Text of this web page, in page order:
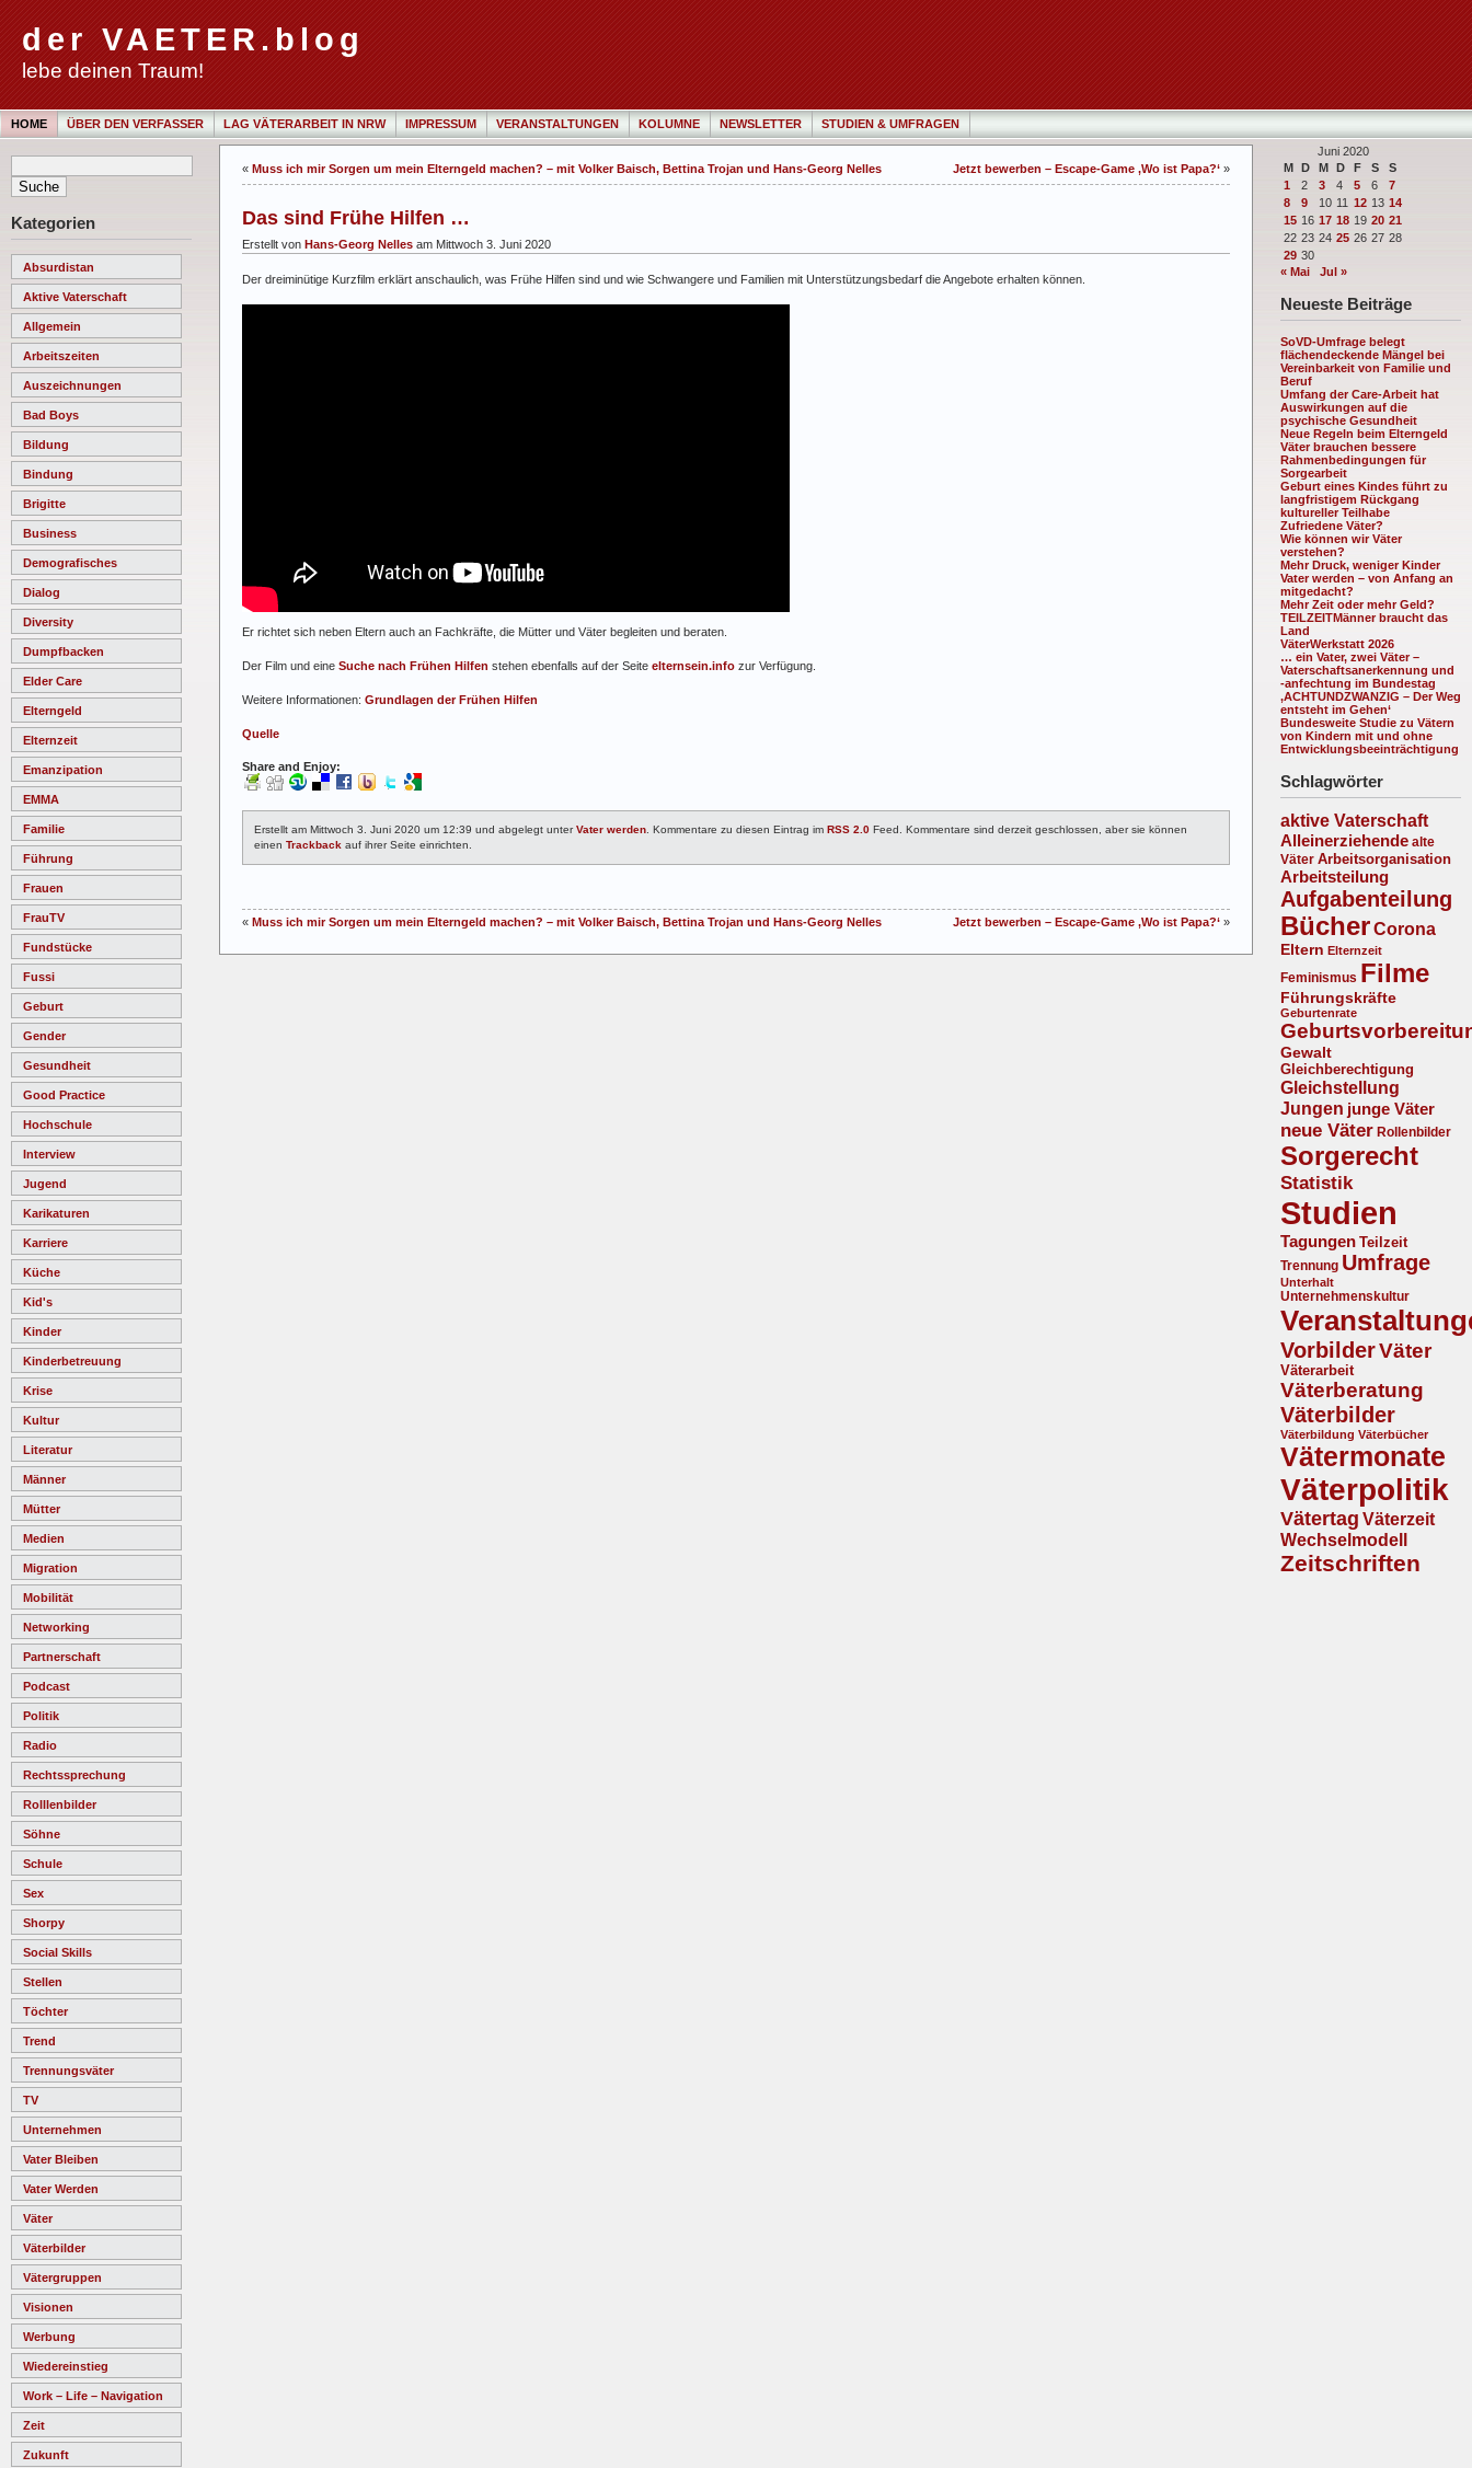
der VAETER.blog
lebe deinen Traum!
HOME ÜBER DEN VERFASSER LAG VÄTERARBEIT IN NRW IMPRESSUM VERANSTALTUNGEN KOLUMNE NEWSLETTER STUDIEN & UMFRAGEN
Kategorien
Absurdistan
Aktive Vaterschaft
Allgemein
Arbeitszeiten
Auszeichnungen
Bad Boys
Bildung
Bindung
Brigitte
Business
Demografisches
Dialog
Diversity
Dumpfbacken
Elder Care
Elterngeld
Elternzeit
Emanzipation
EMMA
Familie
Führung
Frauen
FrauTV
Fundstücke
Fussi
Geburt
Gender
Gesundheit
Good Practice
Hochschule
Interview
Jugend
Karikaturen
Karriere
Küche
Kid's
Kinder
Kinderbetreuung
Krise
Kultur
Literatur
Männer
Mütter
Medien
Migration
Mobilität
Networking
Partnerschaft
Podcast
Politik
Radio
Rechtssprechung
Rolllenbilder
Söhne
Schule
Sex
Shorpy
Social Skills
Stellen
Töchter
Trend
Trennungsväter
TV
Unternehmen
Vater Bleiben
Vater Werden
Väter
Väterbilder
Vätergruppen
Visionen
Werbung
Wiedereinstieg
Work – Life – Navigation
Zeit
Zukunft
Juni 2020
M D M D F S
S
1
2 3 4 5 6
7
8
9 10 11 12 13 14
15 16 17 18 19 20 21
22 23 24 25 26 27 28
29 30
« Mai
Jul »
Neueste Beiträge
SoVD-Umfrage belegt
flächendeckende Mängel bei
Vereinbarkeit von Familie und
Beruf
Umfang der Care-Arbeit hat
Auswirkungen auf die
psychische Gesundheit
Neue Regeln beim Elterngeld
Väter brauchen bessere
Rahmenbedingungen für
Sorgearbeit
Geburt eines Kindes führt zu
langfristigem Rückgang
kultureller Teilhabe
Zufriedene Väter?
Wie können wir Väter
verstehen?
Mehr Druck, weniger Kinder
Vater werden – von Anfang an
mitgedacht?
Mehr Zeit oder mehr Geld?
TEILZEITMänner braucht das
Land
VäterWerkstatt 2026
… ein Vater, zwei Väter –
Vaterschaftsanerkennung und
-anfechtung im Bundestag
‚ACHTUNDZWANZIG – Der Weg
entsteht im Gehen‘
Bundesweite Studie zu Vätern
von Kindern mit und ohne
Entwicklungsbeeinträchtigung
Schlagwörter
aktive Vaterschaft
Alleinerziehende alte
Väter Arbeitsorganisation
Arbeitsteilung
Aufgabenteilung
BücherCorona
Eltern Elternzeit
Feminismus Filme
Führungskräfte
Geburtenrate
Gewalt
Gleichberechtigung
Gleichstellung
Jungen junge Väter
neue Väter Rollenbilder
Sorgerecht
Statistik
Studien
Tagungen Teilzeit
Trennung Umfrage
Unterhalt
Unternehmenskultur
VorbilderVäter
Väterarbeit
Väterberatung
Väterbilder
Väterbildung Väterbücher
Vätermonate
Väterpolitik
Vätertag Väterzeit
Wechselmodell
Zeitschriften
« Muss ich mir Sorgen um mein Elterngeld machen? – mit Volker Baisch, Bettina Trojan und Hans-Georg Nelles Jetzt bewerben – Escape-Game ‚Wo ist Papa?‘ »
Das sind Frühe Hilfen …
Erstellt von Hans-Georg Nelles am Mittwoch 3. Juni 2020
Der dreiminütige Kurzfilm erklärt anschaulich, was Frühe Hilfen sind und wie Schwangere und Familien mit Unterstützungsbedarf die Angebote erhalten können.
Er richtet sich neben Eltern auch an Fachkräfte, die Mütter und Väter begleiten und beraten.
Der Film und eine Suche nach Frühen Hilfen stehen ebenfalls auf der Seite elternsein.info zur Verfügung.
Weitere Informationen: Grundlagen der Frühen Hilfen
Quelle
Share and Enjoy:
Erstellt am Mittwoch 3. Juni 2020 um 12:39 und abgelegt unterVater werden. Kommentare zu diesen Eintrag im RSS 2.0 Feed. Kommentare sind derzeit geschlossen, aber sie können
einen Trackback auf ihrer Seite einrichten.
« Muss ich mir Sorgen um mein Elterngeld machen? – mit Volker Baisch, Bettina Trojan und Hans-Georg Nelles Jetzt bewerben – Escape-Game ‚Wo ist Papa?‘ »